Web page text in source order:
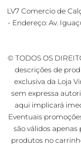
LV7 Comercio de
- Endereço: Av.
© TODOS OS
descrições de
exclusiva da Loja
sem expressa
aqui implicará
Eventuais
são válidos
produtos no